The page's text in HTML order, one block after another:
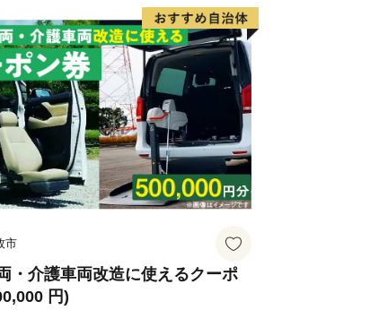
市
・介護車両改造に使えるクーポ
円)